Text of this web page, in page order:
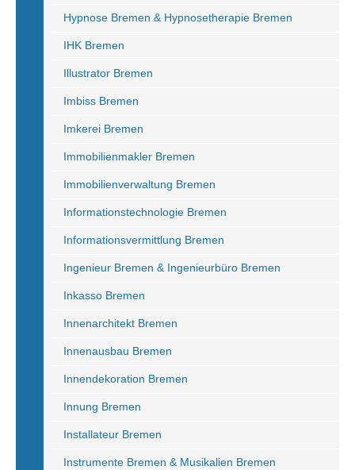
Hypnose Bremen & Hypnosetherapie Bremen
IHK Bremen
Illustrator Bremen
Imbiss Bremen
Imkerei Bremen
Immobilienmakler Bremen
Immobilienverwaltung Bremen
Informationstechnologie Bremen
Informationsvermittlung Bremen
Ingenieur Bremen & Ingenieurbüro Bremen
Inkasso Bremen
Innenarchitekt Bremen
Innenausbau Bremen
Innendekoration Bremen
Innung Bremen
Installateur Bremen
Instrumente Bremen & Musikalien Bremen